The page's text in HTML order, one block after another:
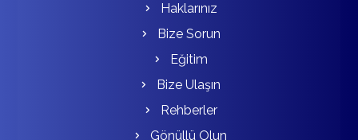
Haklarınız
Bize Sorun
Eğitim
Bize Ulaşın
Rehberler
Gönüllü Olun